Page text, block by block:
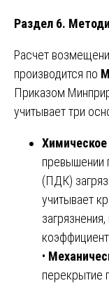
Раздел 6.
Расчет
производится по
Приказом
учитывает три
Химическое
превышении
(ПДК)
учитывает
•
перекрытие